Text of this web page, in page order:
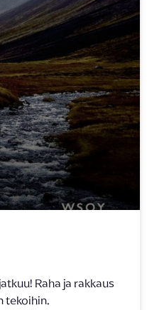
Raha ja rakkaus
tekoihin.